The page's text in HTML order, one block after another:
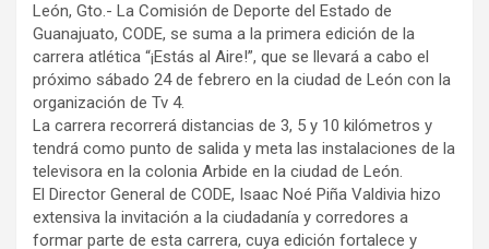
León, Gto.- La Comisión de Deporte del Estado de
Guanajuato, CODE, se suma a la primera edición de la
carrera atlética “¡Estás al Aire!”, que se llevará a cabo el
próximo sábado 24 de febrero en la ciudad de León con la
organización de Tv 4.
La carrera recorrerá distancias de 3, 5 y 10 kilómetros y
tendrá como punto de salida y meta las instalaciones de la
televisora en la colonia Arbide en la ciudad de León.
El Director General de CODE, Isaac Noé Piña Valdivia hizo
extensiva la invitación a la ciudadanía y corredores a
formar parte de esta carrera, cuya edición fortalece y